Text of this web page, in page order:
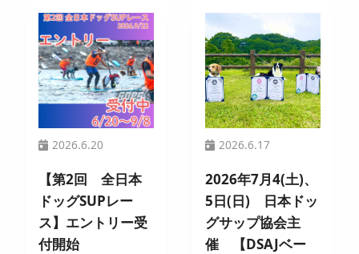
2026.6.20
【第2回 全日本
ドッグSUPレー
ス】エントリー受
付開始
2026.6.17
2026年7月4(土)、
5日(日) 日本ドッ
グサップ協会主
催 【DSAJベー